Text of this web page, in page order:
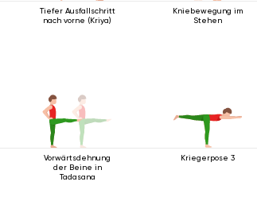
Tiefer Ausfallschritt
nach vorne (Kriya)
Kniebewegung im
Stehen
Vorwärtsdehnung
der Beine in
Tadasana
Kriegerpose 3